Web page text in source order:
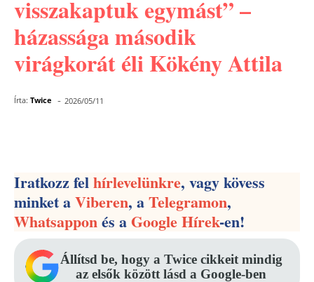
visszakaptuk egymást” –
házassága második
virágkorát éli Kökény Attila
Írta: Twice - 2026/05/11
Iratkozz felhírlevelünkre, vagy kövess
minket aViberen, aTelegramon,
Whatsapponés aGoogle Hírek-en!
Állítsd be, hogy a Twice cikkeit mindig
az elsők között lásd a Google-ben